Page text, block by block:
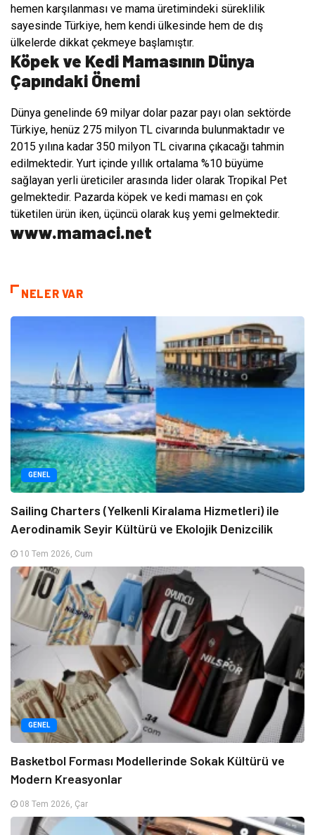
hemen karşılanması ve mama üretimindeki süreklilik
sayesinde Türkiye, hem kendi ülkesinde hem de dış
ülkelerde dikkat çekmeye başlamıştır.
Köpek ve Kedi Mamasının Dünya
Çapındaki Önemi
Dünya genelinde 69 milyar dolar pazar payı olan sektörde
Türkiye, henüz 275 milyon TL civarında bulunmaktadır ve
2015 yılına kadar 350 milyon TL civarına çıkacağı tahmin
edilmektedir. Yurt içinde yıllık ortalama %10 büyüme
sağlayan yerli üreticiler arasında lider olarak Tropikal Pet
gelmektedir. Pazarda köpek ve kedi maması en çok
tüketilen ürün iken, üçüncü olarak kuş yemi gelmektedir.
www.mamaci.net
NELER VAR
GENEL
Sailing Charters (Yelkenli Kiralama Hizmetleri) ile
Aerodinamik Seyir Kültürü ve Ekolojik Denizcilik
10 Tem 2026, Cum
GENEL
Basketbol Forması Modellerinde Sokak Kültürü ve
Modern Kreasyonlar
08 Tem 2026, Çar